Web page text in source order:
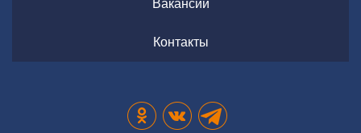
Вакансии
Контакты